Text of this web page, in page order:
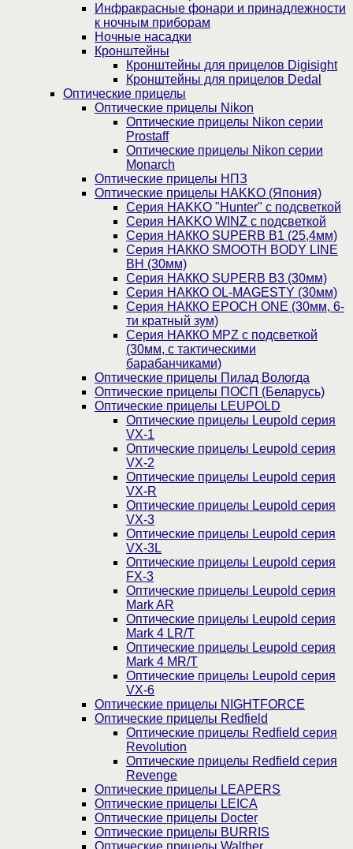
Инфракрасные фонари и принадлежности
к ночным приборам
Ночные насадки
Кронштейны
Кронштейны для прицелов Digisight
Кронштейны для прицелов Dedal
Оптические прицелы
Оптические прицелы Nikon
Оптические прицелы Nikon серии
Prostaff
Оптические прицелы Nikon серии
Monarch
Оптические прицелы НПЗ
Оптические прицелы HAKKO (Япония)
Cерия HAKKO "Hunter" с подсветкой
Серия НAKKO WINZ с подсветкой
Серия НАККО SUPERB B1 (25,4мм)
Серия НАККО SMOOTH BODY LINE
BH (30мм)
Серия НАККО SUPERB B3 (30мм)
Серия НАККО OL-MAGESTY (30мм)
Серия НАККО EPOCH ONE (30мм, 6-
ти кратный зум)
Серия НАККО MPZ с подсветкой
(30мм, c тактическими
барабанчиками)
Оптические прицелы Пилад Вологда
Оптические прицелы ПОСП (Беларусь)
Оптические прицелы LEUPOLD
Оптические прицелы Leupold серия
VX-1
Оптические прицелы Leupold серия
VX-2
Оптические прицелы Leupold серия
VX-R
Оптические прицелы Leupold серия
VX-3
Оптические прицелы Leupold серия
VX-3L
Оптические прицелы Leupold серия
FX-3
Оптические прицелы Leupold серия
Mark AR
Оптические прицелы Leupold серия
Mark 4 LR/T
Оптические прицелы Leupold серия
Mark 4 MR/T
Оптические прицелы Leupold серия
VX-6
Оптические прицелы NIGHTFORCE
Оптические прицелы Redfield
Оптические прицелы Redfield серия
Revolution
Оптические прицелы Redfield серия
Revenge
Оптические прицелы LEAPERS
Оптические прицелы LEICA
Оптические прицелы Docter
Оптические прицелы BURRIS
Оптические прицелы Walther